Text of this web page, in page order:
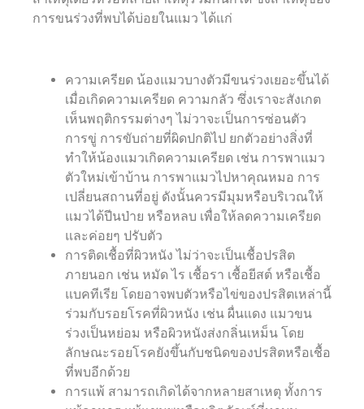
การขนร่วงที่พบได้บ่อยในแมว ได้แก่
ความเครียด น้องแมวบางตัวมีขนร่วงเยอะขึ้นได้
เมื่อเกิดความเครียด ความกลัว ซึ่งเราจะสังเกต
เห็นพฤติกรรมต่างๆ ไม่วาจะเป็นการซ่อนตัว
การขู่ การขับถ่ายที่ผิดปกติไป ยกตัวอย่างสิ่งที่
ทำให้น้องแมวเกิดความเครียด เช่น การพาแมว
ตัวใหม่เข้าบ้าน การพาแมวไปหาคุณหมอ การ
เปลี่ยนสถานที่อยู่ ดังนั้นควรมีมุมหรือบริเวณให้
แมวได้ปีนป่าย หรือหลบ เพื่อให้ลดความเครียด
และค่อยๆ ปรับตัว
การติดเชื้อที่ผิวหนัง ไม่ว่าจะเป็นเชื้อปรสิต
ภายนอก เช่น หมัด ไร เชื้อรา เชื้อยีสต์ หรือเชื้อ
แบคทีเรีย โดยอาจพบตัวหรือไข่ของปรสิตเหล่านี้
ร่วมกับรอยโรคที่ผิวหนัง เช่น ผื่นแดง แมวขน
ร่วงเป็นหย่อม หรือผิวหนังส่งกลิ่นเหม็น โดย
ลักษณะรอยโรคยังขึ้นกับชนิดของปรสิตหรือเชื้อ
ที่พบอีกด้วย
การแพ้ สามารถเกิดได้จากหลายสาเหตุ ทั้งการ